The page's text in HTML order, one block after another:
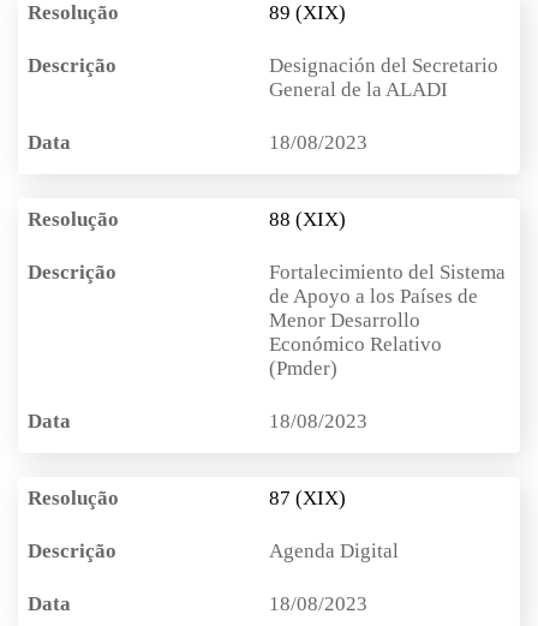
89 (XIX)
Designación del Secretario
General de la ALADI
18/08/2023
88 (XIX)
Fortalecimiento del Sistema
de Apoyo a los Países de
Menor Desarrollo
Económico Relativo
(Pmder)
18/08/2023
87 (XIX)
Agenda Digital
18/08/2023